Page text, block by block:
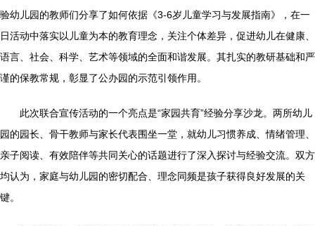
验幼儿园的教师们分享了如何依据《3-6岁儿童学习与发展指南》，在一
日活动中落实以儿童为本的教育理念，关注个体差异，促进幼儿在健康、
语言、社会、科学、艺术等领域的全面和谐发展。其扎实的教研基础和严
谨的保教常规，彰显了公办园的示范引领作用。
此次联合宣传活动的一个亮点是“家园共育”经验分享沙龙。两所幼儿
园的园长、骨干教师与家长代表围坐一堂，就幼儿习惯养成、情绪管理、
亲子阅读、有效陪伴等共同关心的话题进行了深入探讨与经验交流。双方
均认为，家庭与幼儿园的密切配合、理念同频是孩子获得良好发展的关
键。